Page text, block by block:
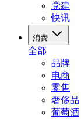
党建
快讯
消费
全部
品牌
电商
零售
奢侈品
葡萄酒